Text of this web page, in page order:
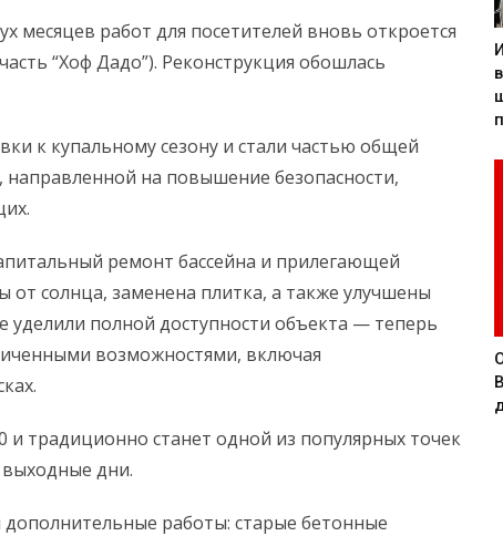
месяцев работ для посетителей вновь откроется
“Хоф Дадо”). Реконструкция обошлась
к купальному сезону и стали частью общей
на повышение безопасности,
ремонт бассейна и прилегающей
от солнца, заменена плитка, а также улучшены
уделили полной доступности объекта — теперь
возможностями, включая
и традиционно станет одной из популярных точек
дни.
работы: старые бетонные